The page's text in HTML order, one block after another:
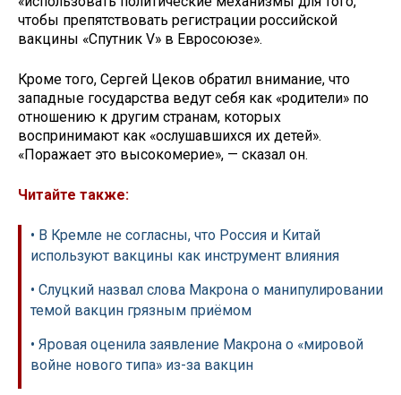
чтобы препятствовать регистрации российской
вакцины «Спутник V» в Евросоюзе».
Кроме того, Сергей Цеков обратил внимание, что
западные государства ведут себя как «родители» по
отношению к другим странам, которых
воспринимают как «ослушавшихся их детей».
«Поражает это высокомерие», — сказал он.
Читайте также:
• В Кремле не согласны, что Россия и Китай
используют вакцины как инструмент влияния
• Слуцкий назвал слова Макрона о манипулировании
темой вакцин грязным приёмом
• Яровая оценила заявление Макрона о «мировой
войне нового типа» из-за вакцин